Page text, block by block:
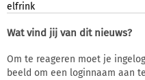
elfrink
Wat vind jij van dit nieuws?
Om te reageren moet je
beeld om een loginnaam aan